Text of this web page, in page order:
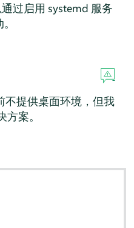
过启用 systemd 服务
不提供桌面环境，但我
案。